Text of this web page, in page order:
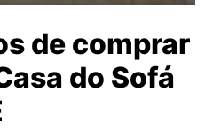
de comprar
do Sofá